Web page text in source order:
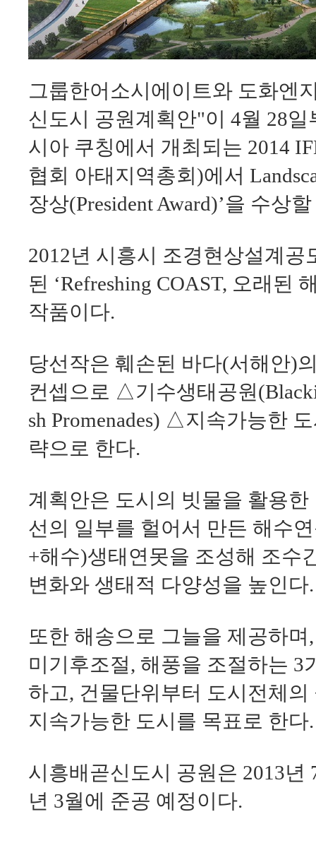
그룹한어소시에이트와 도화엔
신도시 공원계획안"이 4월 28
시아 쿠칭에서 개최되는 2014
협회 아태지역총회)에서
장상(President Award)’을 수상
2012년 시흥시 조경현상설계공
된 ‘Refreshing COAST, 오래된
작품이다.
당선작은 훼손된 바다(서해안)
컨셉으로 △기수생태공원
sh Promenades) △지속가능한
략으로 한다.
계획안은 도시의 빗물을 활용
선의 일부를 헐어서 만든 해수
+해수)생태연못을 조성해 조수
변화와 생태적 다양성을 높인다.
또한 해송으로 그늘을 제공하
미기후조절, 해풍을 조절하는 3
하고, 건물단위부터 도시전체
지속가능한 도시를 목표로 한다.
시흥배곧신도시 공원은 2013년
년 3월에 준공 예정이다.